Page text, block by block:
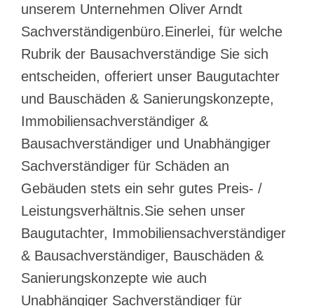
unserem Unternehmen Oliver Arndt
Sachverständigenbüro.Einerlei, für welche
Rubrik der Bausachverständige Sie sich
entscheiden, offeriert unser Baugutachter
und Bauschäden & Sanierungskonzepte,
Immobiliensachverständiger &
Bausachverständiger und Unabhängiger
Sachverständiger für Schäden an
Gebäuden stets ein sehr gutes Preis- /
Leistungsverhältnis.Sie sehen unser
Baugutachter, Immobiliensachverständiger
& Bausachverständiger, Bauschäden &
Sanierungskonzepte wie auch
Unabhängiger Sachverständiger für